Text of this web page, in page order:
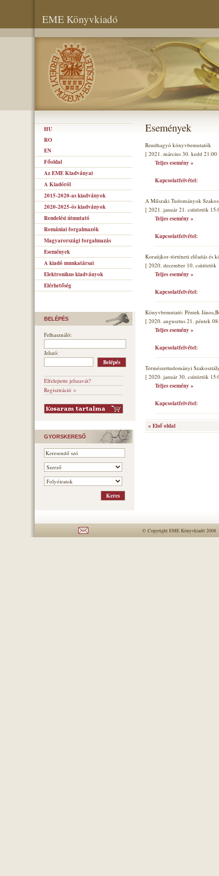
EME Könyvkiadó
HU
RO
EN
Főoldal
Az EME Kiadványai
A Kiadóról
2015-2020-as kiadványok
2020-2025-ös kiadványok
Rendelési útmutató
Romániai forgalmazók
Magyarországi forgalmazás
Események
A kiadó munkatársai
Elektronikus kiadványok
Elérhetőség
BELÉPÉS
Felhasználó:
Jelszó:
Elfelejtette jelszavát?
Regisztráció »
GYORSKERESŐ
Események
Rendhagyó könyvbemutatók
[ 2021. március 30. kedd
Teljes esemény »
Kapcsolatfelvétel:
A Műszaki Tudományok
[ 2021. január 21. csütörtök
Teljes esemény »
Kapcsolatfelvétel:
Koraújkor-történeti előadás és
[ 2020. december 10. csütörtök
Teljes esemény »
Kapcsolatfelvétel:
Könyvbemutató: Péntek
[ 2020. augusztus 21. péntek
Teljes esemény »
Kapcsolatfelvétel:
Természettudományi
[ 2020. január 30. csütörtök
Teljes esemény »
Kapcsolatfelvétel:
« Első oldal
© Copyright EME Könyvkiadó 2008